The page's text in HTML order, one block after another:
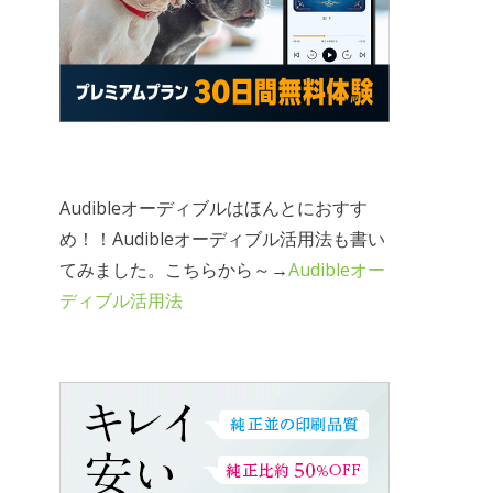
Audibleオーディブルはほんとにおすす
め！！Audibleオーディブル活用法も書い
てみました。こちらから～→Audibleオー
ディブル活用法